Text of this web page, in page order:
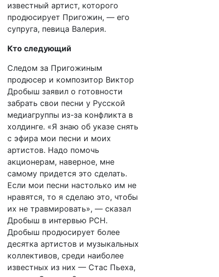
известный артист, которого
продюсирует Пригожин, — его
супруга, певица Валерия.
Кто следующий
Следом за Пригожиным
продюсер и композитор Виктор
Дробыш заявил о готовности
забрать свои песни у Русской
медиагруппы из-за конфликта в
холдинге. «Я знаю об указе снять
с эфира мои песни и моих
артистов. Надо помочь
акционерам, наверное, мне
самому придется это сделать.
Если мои песни настолько им не
нравятся, то я сделаю это, чтобы
их не травмировать», — сказал
Дробыш в интервью РСН.
Дробыш продюсирует более
десятка артистов и музыкальных
коллективов, среди наиболее
известных из них — Стас Пьеха,